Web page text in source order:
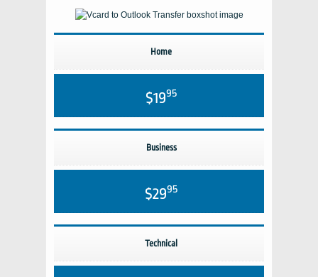
Home
$1995
Business
$2995
Technical